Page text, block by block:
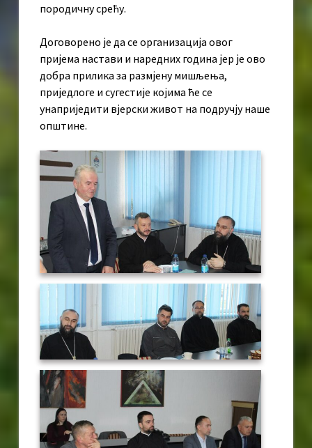
породичну срећу.
Договорено је да се организација овог
пријема настави и наредних година јер је ово
добра прилика за размјену мишљења,
приједлоге и сугестије којима ће се
унаприједити вјерски живот на подручју наше
општине.